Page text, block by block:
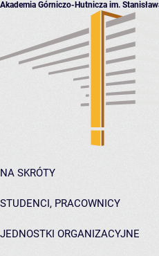
Akademia Górniczo-Hutnicza im.
NA SKRÓTY
STUDENCI, PRACOWNICY
JEDNOSTKI ORGANIZACYJNE